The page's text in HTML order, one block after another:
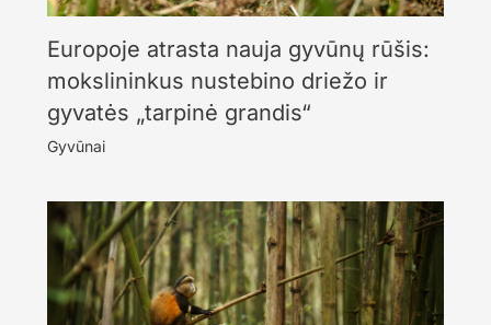
Europoje atrasta nauja gyvūnų rūšis:
mokslininkus nustebino driežo ir
gyvatės „tarpinė grandis“
Gyvūnai